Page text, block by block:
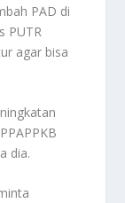
PAD di
PUTR
agar bisa
dia.